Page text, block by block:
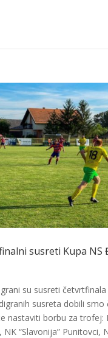
susreti Kupa NS
su susreti četvrtfinala
susreta dobili smo
nastaviti borbu za trofej:
NK “Slavonija” Punitovci,